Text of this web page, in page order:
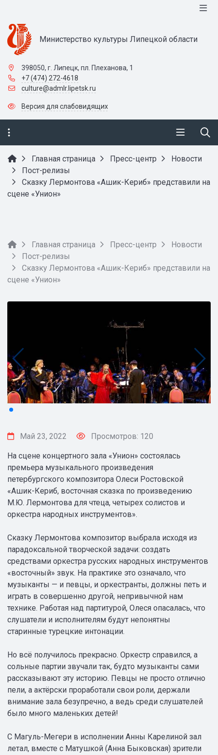
Министерство культуры Липецкой области
398050, г. Липецк, пл. Плеханова, 1
+7 (474) 272-4618
culture@admlr.lipetsk.ru
Версия для слабовидящих
Главная страница Пресс-центр
Новости
Пост-релизы
Сказку Лермонтова «Ашик-Кериб» представили на
сцене «Унион»
Главная страница Пресс-центр
Новости
Пост-релизы
Сказку Лермонтова «Ашик-Кериб» представили на
сцене «Унион»
Май 23, 2022 Просмотров: 120
На сцене концертного зала «Унион» состоялась
премьера музыкального произведения
петербургского композитора Олеси Ростовской
«Ашик-Кериб, восточная сказка по произведению
М.Ю. Лермонтова для чтеца, четырех солистов и
оркестра народных инструментов».
Сказку Лермонтова композитор выбрала исходя из
парадоксальной творческой задачи: создать
средствами оркестра русских народных инструментов
«восточный» звук. На практике это означало, что
музыканты — и певцы, и оркестранты, должны петь и
играть в совершенно другой, непривычной нам
технике. Работая над партитурой, Олеся опасалась, что
слушатели и исполнителям будут непонятны
старинные турецкие интонации.
Но всё получилось прекрасно. Оркестр справился, а
сольные партии звучали так, будто музыканты сами
рассказывают эту историю. Певцы не просто отлично
пели, а актёрски проработали свои роли, держали
внимание зала безупречно, а ведь среди слушателей
было много маленьких детей!
С Магуль-Мегери в исполнении Анны Карелиной зал
летал, вместе с Матушкой (Анна Быковская) зрители